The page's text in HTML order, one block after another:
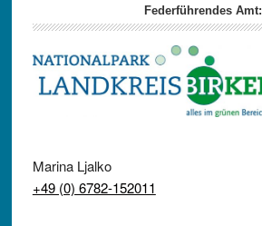
Footer Federführendes Amt:
Marina Ljalko
+49 (0) 6782-152011